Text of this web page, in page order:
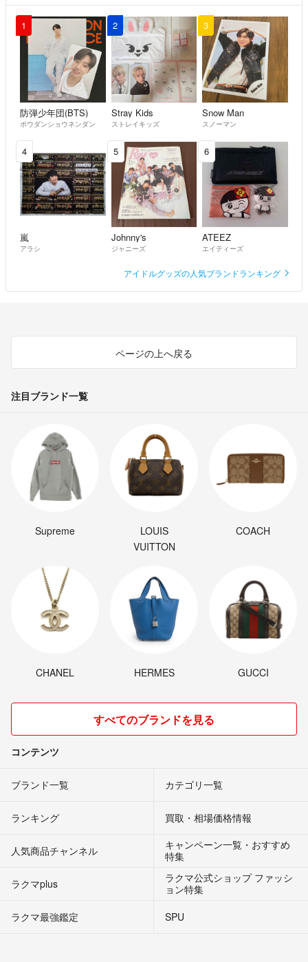
1
防弾少年団(BTS)
ボウダンショウネンダン
2
Stray Kids
ストレイキッズ
3
Snow Man
スノーマン
4
嵐
アラシ
5
Johnny's
ジャニーズ
6
ATEEZ
エイティーズ
アイドルグッズの人気ブランドランキング
ページの上へ戻る
注目ブランド一覧
Supreme
LOUIS
VUITTON
COACH
CHANEL HERMES GUCCI
すべてのブランドを見る
コンテンツ
ブランド一覧 カテゴリ一覧
ランキング 買取・相場価格情報
人気商品チャンネル
キャンペーン一覧・おすすめ
特集
ラクマplus
ラクマ公式ショップ ファッシ
ョン特集
ラクマ最強鑑定
SPU